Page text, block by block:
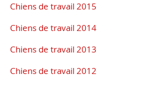
Chiens de travail 2015
Chiens de travail 2014
Chiens de travail 2013
Chiens de travail 2012